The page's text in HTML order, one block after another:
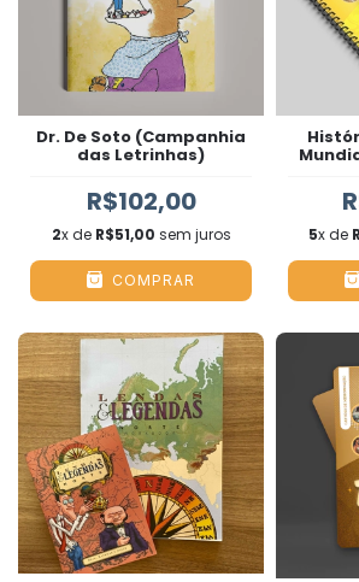
Dr. De Soto (Campanhia
das Letrinhas)
R$102,00
2x de R$51,00 sem juros
COMPRAR
5x de